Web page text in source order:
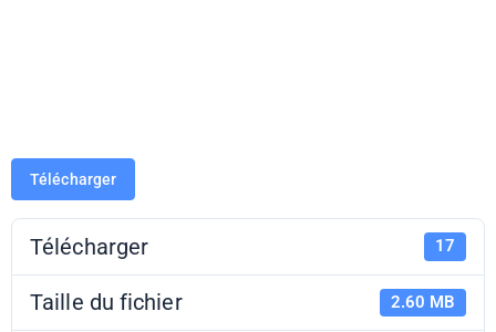
Télécharger
Télécharger 17
Taille du fichier 2.60 MB